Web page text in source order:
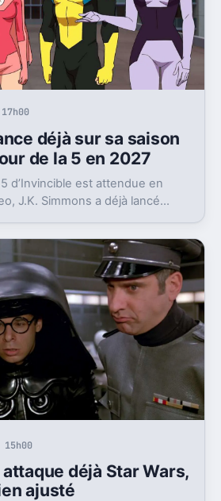
déjà sur sa saison
de la 5 en 2027
d’Invincible est attendue en
J.K. Simmons a déjà lancé
déjà Star Wars,
ajusté